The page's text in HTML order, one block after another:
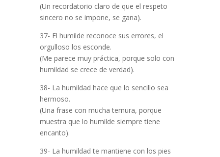
(Un recordatorio claro de que el respeto
sincero no se impone, se gana).
37- El humilde reconoce sus errores, el
orgulloso los esconde.
(Me parece muy práctica, porque solo con
humildad se crece de verdad).
38- La humildad hace que lo sencillo sea
hermoso.
(Una frase con mucha ternura, porque
muestra que lo humilde siempre tiene
encanto).
39- La humildad te mantiene con los pies